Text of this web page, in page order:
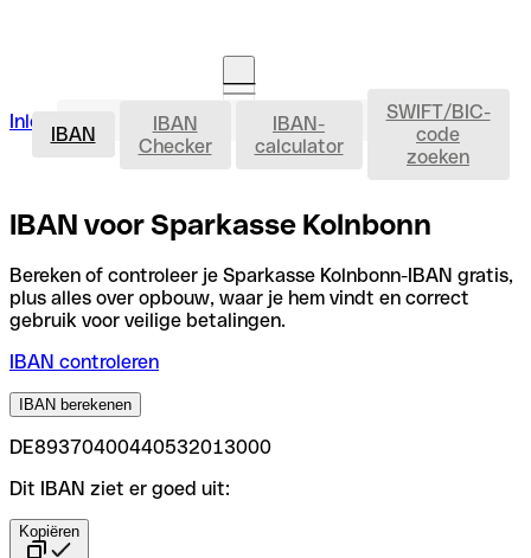
Inloggen Rekening openen IBAN
IBAN
IBAN
Checker
IBAN-
calculator
SWIFT/BIC-
code
zoeken
IBAN voor Sparkasse Kolnbonn
Bereken of controleer je Sparkasse Kolnbonn-IBAN gratis,
plus alles over opbouw, waar je hem vindt en correct
gebruik voor veilige betalingen.
IBAN controleren
IBAN berekenen
DE89370400440532013000
Dit IBAN ziet er goed uit:
Kopiëren